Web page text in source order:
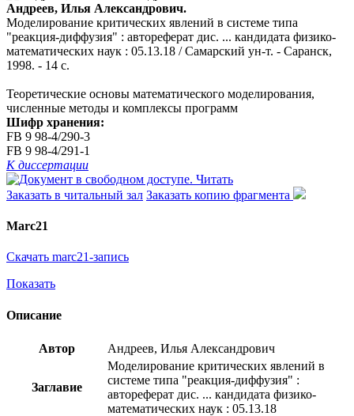
Андреев, Илья Александрович.
Моделирование критических явлений в системе типа
"реакция-диффузия" : автореферат дис. ... кандидата физико-
математических наук : 05.13.18 / Самарский ун-т. - Саранск,
1998. - 14 с.
Теоретические основы математического моделирования,
численные методы и комплексы программ
Шифр хранения:
FB 9 98-4/290-3
FB 9 98-4/291-1
К диссертации
Читать
Заказать в читальный зал Заказать копию фрагмента
Marc21
Скачать marc21-запись
Показать
Описание
Автор Андреев, Илья Александрович
Заглавие
Моделирование критических явлений в
системе типа "реакция-диффузия" :
автореферат дис. ... кандидата физико-
математических наук : 05.13.18